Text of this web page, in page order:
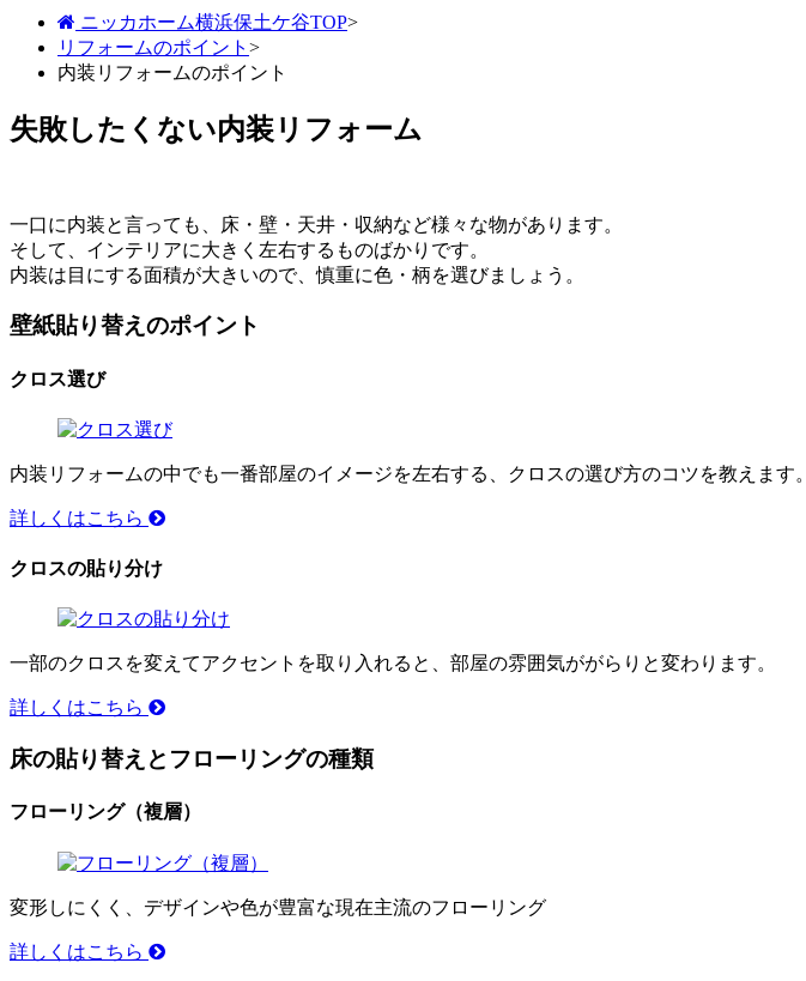
ニッカホーム横浜保土ケ谷TOP>
リフォームのポイント >
内装リフォームのポイント
失敗したくない内装リフォーム
一口に内装と言っても、床・壁・天井・収納など様々な物があります。
そして、インテリアに大きく左右するものばかりです。
内装は目にする面積が大きいので、慎重に色・柄を選びましょう。
壁紙貼り替えのポイント
クロス選び
内装リフォームの中でも一番部屋のイメージを左右する、クロスの選び方のコツを教えます。
詳しくはこちら
クロスの貼り分け
一部のクロスを変えてアクセントを取り入れると、部屋の雰囲気ががらりと変わります。
詳しくはこちら
床の貼り替えとフローリングの種類
フローリング（複層）
変形しにくく、デザインや色が豊富な現在主流のフローリング
詳しくはこちら